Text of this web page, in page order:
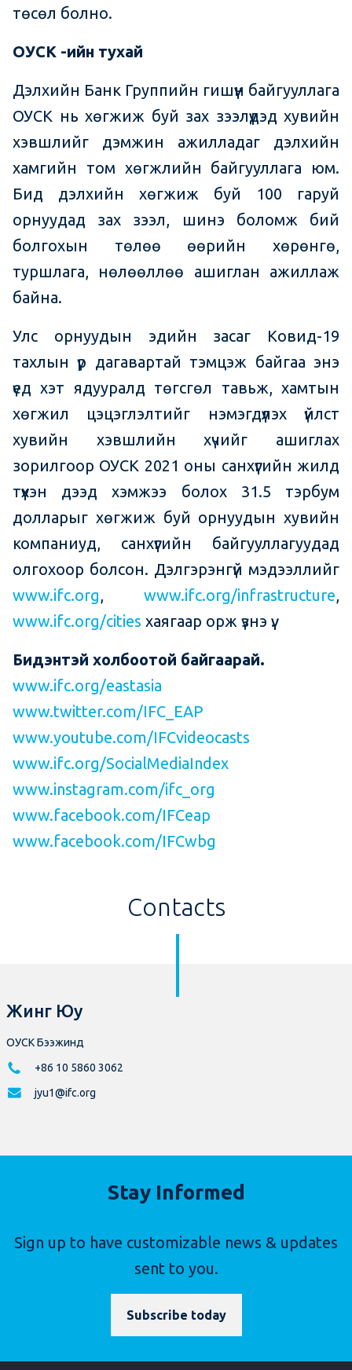
төсөл болно.
ОУСК -ийн тухай
Дэлхийн Банк Группийн гишүүн байгууллага
ОУСК нь хөгжиж буй зах зээлүүдэд хувийн
хэвшлийг дэмжин ажилладаг дэлхийн
хамгийн том хөгжлийн байгууллага юм.
Бид дэлхийн хөгжиж буй 100 гаруй
орнуудад зах зээл, шинэ боломж бий
болгохын төлөө өөрийн хөрөнгө,
туршлага, нөлөөллөө ашиглан ажиллаж
байна.
Улс орнуудын эдийн засаг Ковид-19
тахлын үр дагавартай тэмцэж байгаа энэ
үед хэт ядууралд төгсгөл тавьж, хамтын
хөгжил цэцэглэлтийг нэмэгдүүлэх үйлст
хувийн хэвшлийн хүчийг ашиглах
зорилгоор ОУСК 2021 оны санхүүгийн жилд
түүхэн дээд хэмжээ болох 31.5 тэрбум
долларыг хөгжиж буй орнуудын хувийн
компаниуд, санхүүгийн байгууллагуудад
олгохоор болсон. Дэлгэрэнгүй мэдээллийг
www.ifc.org, www.ifc.org/infrastructure,
www.ifc.org/cities хаягаар орж үзнэ үү.
Бидэнтэй холбоотой байгаарай.
www.ifc.org/eastasia
www.twitter.com/IFC_EAP
www.youtube.com/IFCvideocasts
www.ifc.org/SocialMediaIndex
www.instagram.com/ifc_org
www.facebook.com/IFCeap
www.facebook.com/IFCwbg
Contacts
Жинг Юу
ОУСК Бээжинд
+86 10 5860 3062
jyu1@ifc.org
Stay Informed
Sign up to have customizable news & updates
sent to you.
Subscribe today